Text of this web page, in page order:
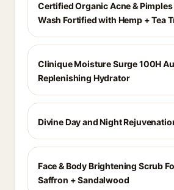
Certified Organic Acne &
Wash Fortified with Hemp + Tea
Clinique Moisture Surge 100H
Replenishing Hydrator
Divine Day and Night
Face & Body Brightening Scrub
Saffron + Sandalwood